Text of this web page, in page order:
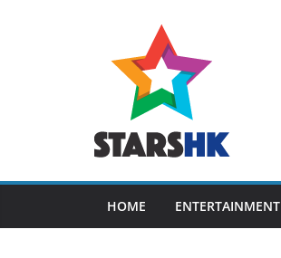
HOME ENTERTAINMENT